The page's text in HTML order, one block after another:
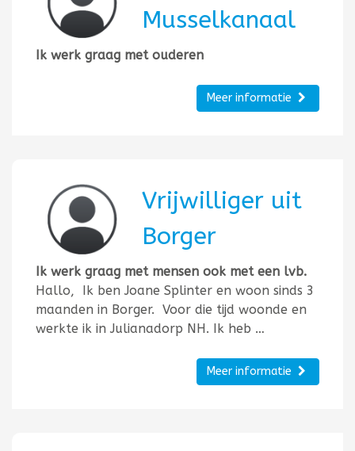
Musselkanaal
Ik werk graag met ouderen
Meer informatie
Vrijwilliger uit
Borger
Ik werk graag met mensen ook met een lvb.
Hallo, Ik ben Joane Splinter en woon sinds 3
maanden in Borger. Voor die tijd woonde en
werkte ik in Julianadorp NH. Ik heb …
Meer informatie